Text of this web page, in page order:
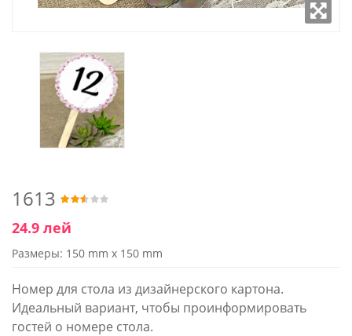
1613
24.9 лей
Размеры: 150 mm x 150 mm
Номер для стола из дизайнерского картона.
Идеальный вариант, чтобы проинформировать
гостей о номере стола.